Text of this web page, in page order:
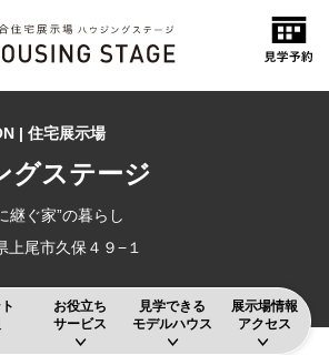
| 住宅展示場
グステージ
継ぐ家”の暮らし
尾市久保４９−１
お役立ち
サービス
見学できる
モデルハウス
展示場情報
アクセス